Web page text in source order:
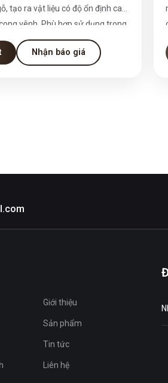
tạo ra vật liệu có độ ổn định cao,
vênh. Phù hợp sử dụng trong
sản xuất nội thất, cửa, khung,
dụng kỹ thuật khác.
Nhận báo giá
Giới thiệu
Sản phẩm
Tin tức
Liên hệ